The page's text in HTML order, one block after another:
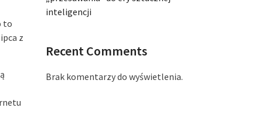
to
z
inteligencji
Recent Comments
Brak komentarzy do wyświetlenia.